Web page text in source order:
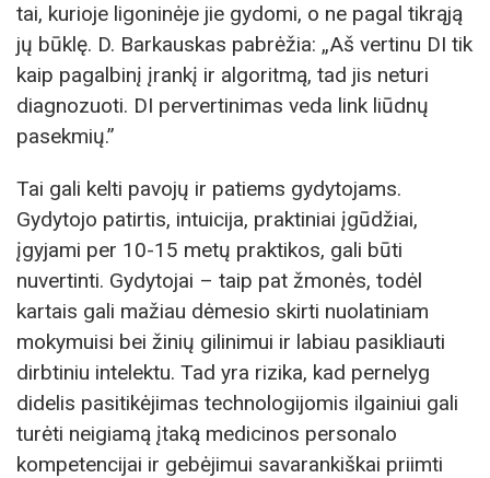
tai, kurioje ligoninėje jie gydomi, o ne pagal tikrąją
jų būklę. D. Barkauskas pabrėžia: „Aš vertinu DI tik
kaip pagalbinį įrankį ir algoritmą, tad jis neturi
diagnozuoti. DI pervertinimas veda link liūdnų
pasekmių.”
Tai gali kelti pavojų ir patiems gydytojams.
Gydytojo patirtis, intuicija, praktiniai įgūdžiai,
įgyjami per 10-15 metų praktikos, gali būti
nuvertinti. Gydytojai – taip pat žmonės, todėl
kartais gali mažiau dėmesio skirti nuolatiniam
mokymuisi bei žinių gilinimui ir labiau pasikliauti
dirbtiniu intelektu. Tad yra rizika, kad pernelyg
didelis pasitikėjimas technologijomis ilgainiui gali
turėti neigiamą įtaką medicinos personalo
kompetencijai ir gebėjimui savarankiškai priimti